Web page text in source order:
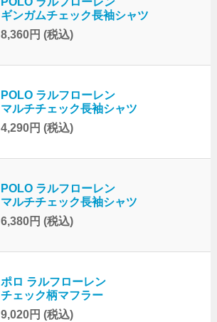
ギンガムチェック長袖シャツ
8,360円 (税込)
POLO ラルフローレン
マルチチェック長袖シャツ
4,290円 (税込)
POLO ラルフローレン
マルチチェック長袖シャツ
6,380円 (税込)
ポロ ラルフローレン
チェック柄マフラー
9,020円 (税込)